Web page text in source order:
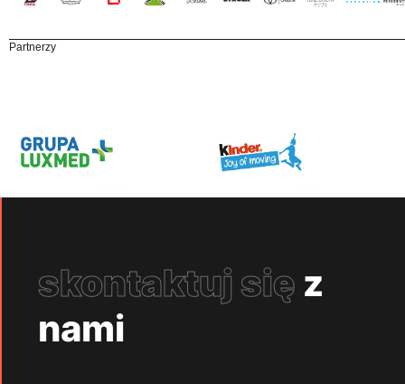
Partnerzy
skontaktuj się z
nami